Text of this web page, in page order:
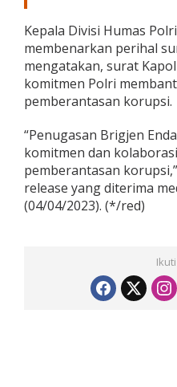
Kepala Divisi Humas
membenarkan perihal
mengatakan, surat
komitmen Polri
pemberantasan korupsi.
“Penugasan Brigjen
komitmen dan
pemberantasan
release yang diterima
(04/04/2023). (*/red)